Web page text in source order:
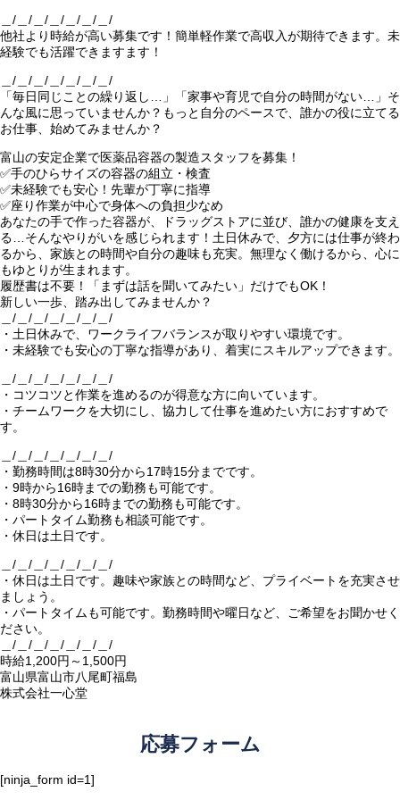
＿/＿/＿/＿/＿/＿/＿/
他社より時給が高い募集です！簡単軽作業で高収入が期待できます。未
経験でも活躍できますます！
＿/＿/＿/＿/＿/＿/＿/
「毎日同じことの繰り返し…」「家事や育児で自分の時間がない…」そ
んな風に思っていませんか？もっと自分のペースで、誰かの役に立てる
お仕事、始めてみませんか？
富山の安定企業で医薬品容器の製造スタッフを募集！
✅手のひらサイズの容器の組立・検査
✅未経験でも安心！先輩が丁寧に指導
✅座り作業が中心で身体への負担少なめ
あなたの手で作った容器が、ドラッグストアに並び、誰かの健康を支え
る…そんなやりがいを感じられます！土日休みで、夕方には仕事が終わ
るから、家族との時間や自分の趣味も充実。無理なく働けるから、心に
もゆとりが生まれます。
履歴書は不要！「まずは話を聞いてみたい」だけでもOK！
新しい一歩、踏み出してみませんか？
＿/＿/＿/＿/＿/＿/＿/
・土日休みで、ワークライフバランスが取りやすい環境です。
・未経験でも安心の丁寧な指導があり、着実にスキルアップできます。
＿/＿/＿/＿/＿/＿/＿/
・コツコツと作業を進めるのが得意な方に向いています。
・チームワークを大切にし、協力して仕事を進めたい方におすすめで
す。
＿/＿/＿/＿/＿/＿/＿/
・勤務時間は8時30分から17時15分までです。
・9時から16時までの勤務も可能です。
・8時30分から16時までの勤務も可能です。
・パートタイム勤務も相談可能です。
・休日は土日です。
＿/＿/＿/＿/＿/＿/＿/
・休日は土日です。趣味や家族との時間など、プライベートを充実させ
ましょう。
・パートタイムも可能です。勤務時間や曜日など、ご希望をお聞かせく
ださい。
＿/＿/＿/＿/＿/＿/＿/
時給1,200円～1,500円
富山県富山市八尾町福島
株式会社一心堂
応募フォーム
[ninja_form id=1]